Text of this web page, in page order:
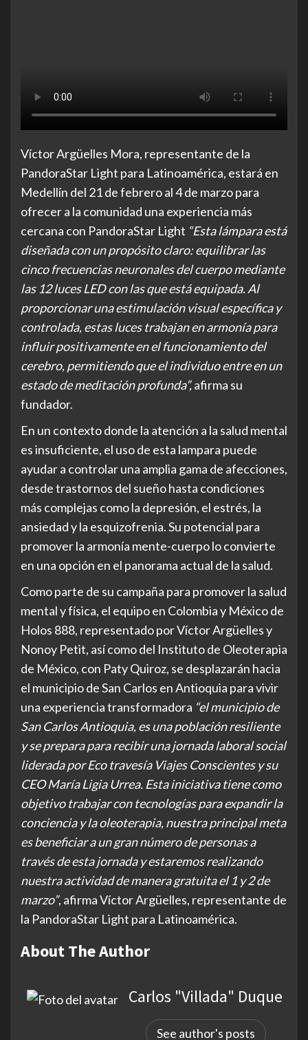
Víctor Argüelles Mora, representante de la
PandoraStar Light para Latinoamérica, estará en
Medellín del 21 de febrero al 4 de marzo para
ofrecer a la comunidad una experiencia más
cercana con PandoraStar Light “Esta lámpara está
diseñada con un propósito claro: equilibrar las
cinco frecuencias neuronales del cuerpo mediante
las 12 luces LED con las que está equipada. Al
proporcionar una estimulación visual específica y
controlada, estas luces trabajan en armonía para
influir positivamente en el funcionamiento del
cerebro, permitiendo que el individuo entre en un
estado de meditación profunda”,afirma su
fundador.
En un contexto donde la atención a la salud mental
es insuficiente, el uso de esta lampara puede
ayudar a controlar una amplia gama de afecciones,
desde trastornos del sueño hasta condiciones
más complejas como la depresión, el estrés, la
ansiedad y la esquizofrenia. Su potencial para
promover la armonía mente-cuerpo lo convierte
en una opción en el panorama actual de la salud.
Como parte de su campaña para promover la salud
mental y física, el equipo en Colombia y México de
Holos 888, representado por Víctor Argüelles y
Nonoy Petit, así como del Instituto de Oleoterapia
de México, con Paty Quiroz, se desplazarán hacia
el municipio de San Carlos en Antioquia para vivir
una experiencia transformadora “el municipio de
San Carlos Antioquia, es una población resiliente
y se prepara para recibir una jornada laboral social
liderada por Eco travesía Viajes Conscientes y su
CEO María Ligia Urrea. Esta iniciativa tiene como
objetivo trabajar con tecnologías para expandir la
conciencia y la oleoterapia, nuestra principal meta
es beneficiar a un gran número de personas a
través de esta jornada y estaremos realizando
nuestra actividad de manera gratuita el 1 y 2 de
marzo”, afirma Víctor Argüelles, representante de
la PandoraStar Light para Latinoamérica.
About The Author
Carlos "Villada" Duque
See author's posts